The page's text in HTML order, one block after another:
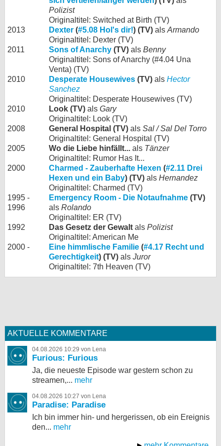
Polizist
Originaltitel: Switched at Birth (TV)
2013
Dexter (#5.08 Hol's dir!) (TV) als Armando
Originaltitel: Dexter (TV)
2011
Sons of Anarchy (TV) als Benny
Originaltitel: Sons of Anarchy (#4.04 Una
Venta) (TV)
2010
Desperate Housewives (TV) als Hector
Sanchez
Originaltitel: Desperate Housewives (TV)
2010
Look (TV) als Gary
Originaltitel: Look (TV)
2008
General Hospital (TV) als Sal / Sal Del Torro
Originaltitel: General Hospital (TV)
2005
Wo die Liebe hinfällt... als Tänzer
Originaltitel: Rumor Has It...
2000
Charmed - Zauberhafte Hexen (#2.11 Drei
Hexen und ein Baby) (TV) als Hernandez
Originaltitel: Charmed (TV)
1995 -
1996
Emergency Room - Die Notaufnahme (TV)
als Rolando
Originaltitel: ER (TV)
1992
Das Gesetz der Gewalt als Polizist
Originaltitel: American Me
2000 -
Eine himmlische Familie (#4.17 Recht und
Gerechtigkeit) (TV) als Juror
Originaltitel: 7th Heaven (TV)
AKTUELLE KOMMENTARE
04.08.2026 10:29 von Lena
Furious: Furious
Ja, die neueste Episode war gestern schon zu
streamen,... mehr
04.08.2026 10:27 von Lena
Paradise: Paradise
Ich bin immer hin- und hergerissen, ob ein Ereignis
den... mehr